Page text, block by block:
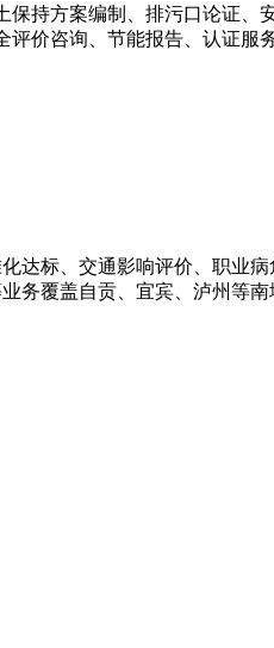
达标、交通影响评价、职业
覆盖自贡、宜宾、泸州等南